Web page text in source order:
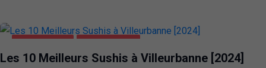
Les 10 Meilleurs Sushis à Villeurbanne [2024]